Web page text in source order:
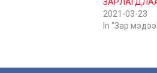
2021-03-23
In "Зар